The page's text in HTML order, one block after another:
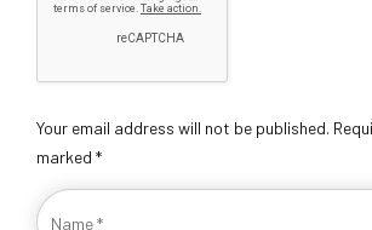
Your email address will not be published.
marked *